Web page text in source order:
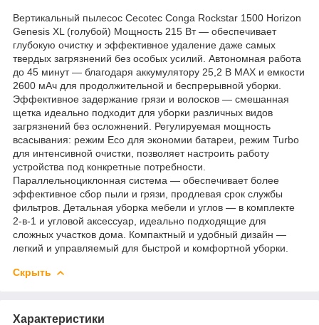
Вертикальный пылесос Cecotec Conga Rockstar 1500 Horizon
Genesis XL (голубой) Мощность 215 Вт — обеспечивает
глубокую очистку и эффективное удаление даже самых
твердых загрязнений без особых усилий. Автономная работа
до 45 минут — благодаря аккумулятору 25,2 В MAX и емкости
2600 мАч для продолжительной и беспрерывной уборки.
Эффективное задержание грязи и волосков — смешанная
щетка идеально подходит для уборки различных видов
загрязнений без осложнений. Регулируемая мощность
всасывания: режим Eco для экономии батареи, режим Turbo
для интенсивной очистки, позволяет настроить работу
устройства под конкретные потребности.
Параллельноциклонная система — обеспечивает более
эффективное сбор пыли и грязи, продлевая срок службы
фильтров. Детальная уборка мебели и углов — в комплекте
2-в-1 и угловой аксессуар, идеально подходящие для
сложных участков дома. Компактный и удобный дизайн —
легкий и управляемый для быстрой и комфортной уборки.
Скрыть
Характеристики